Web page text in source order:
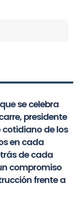
se celebra
presidente
cotidiano de los
en cada
de cada
compromiso
frente a